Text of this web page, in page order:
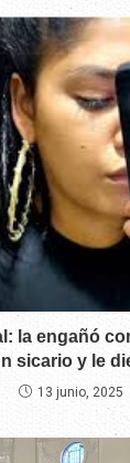
la engañó
sicario y le
13 junio, 2025